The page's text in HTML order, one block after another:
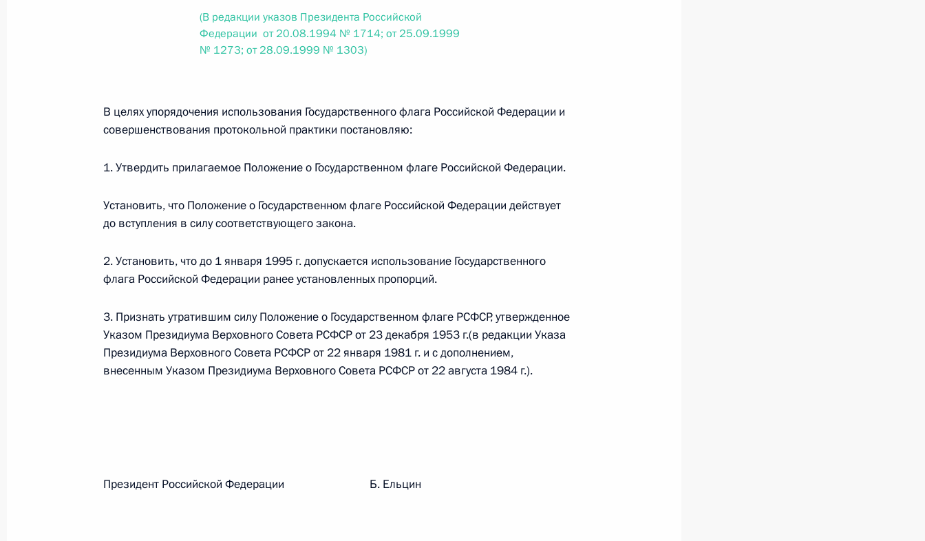
Федеральный закон от 26.07.2026 г. № 256-ФЗ
О внесении изменений в Федеральный закон «О присяжных заседателях федеральных судов общей
Федеральный закон от 26.07.2026 г. № 242-ФЗ
кодекса Российской Федерации
26 июля 2026 года
(В редакции указов Президента Российской
Федерации от 20.08.1994 № 1714; от 25.09.1999
№ 1273; от 28.09.1999 № 1303)
В целях упорядочения использования Государственного флага Российской Федерации и
совершенствования протокольной практики постановляю:
1. Утвердить прилагаемое Положение о Государственном флаге Российской Федерации.
Установить, что Положение о Государственном флаге Российской Федерации действует
до вступления в силу соответствующего закона.
2. Установить, что до 1 января 1995 г. допускается использование Государственного
флага Российской Федерации ранее установленных пропорций.
3. Признать утратившим силу Положение о Государственном флаге РСФСР, утвержденное
Указом Президиума Верховного Совета РСФСР от 23 декабря 1953 г.(в редакции Указа
Президиума Верховного Совета РСФСР от 22 января 1981 г. и с дополнением,
внесенным Указом Президиума Верховного Совета РСФСР от 22 августа 1984 г.).
Президент Российской Федерации Б. Ельцин